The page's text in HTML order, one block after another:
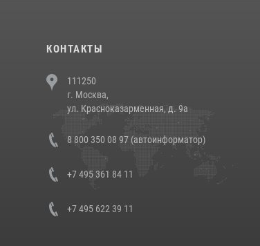
КОНТАКТЫ
111250
г. Москва,
ул. Красноказарменная, д. 9а
8 800 350 08 97 (автоинформатор)
+7 495 361 84 11
+7 495 622 39 11